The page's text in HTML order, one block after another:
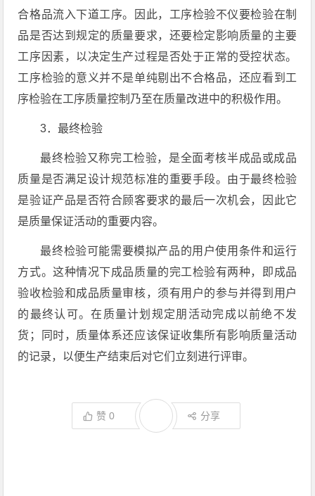
合格品流入下道工序。因此，工序检验不仪要检验在制
品是否达到规定的质量要求，还要检定影响质量的主要
工序因素，以决定生产过程是否处于正常的受控状态。
工序检验的意义并不是单纯剔出不合格品，还应看到工
序检验在工序质量控制乃至在质量改进中的积极作用。
3．最终检验
最终检验又称完工检验，是全面考核半成品或成品
质量是否满足设计规范标准的重要手段。由于最终检验
是验证产品是否符合顾客要求的最后一次机会，因此它
是质量保证活动的重要内容。
最终检验可能需要模拟产品的用户使用条件和运行
方式。这种情况下成品质量的完工检验有两种，即成品
验收检验和成品质量审核，须有用户的参与并得到用户
的最终认可。在质量计划规定朋活动完成以前绝不发
货；同时，质量体系还应该保证收集所有影响质量活动
的记录，以便生产结束后对它们立刻进行评审。
赞0 分享